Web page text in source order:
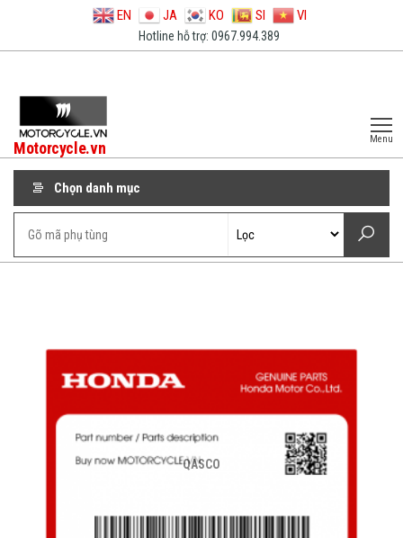
EN JA KO SI VI
Hotline hỗ trợ: 0967.994.389
Motorcycle.vn Menu
Chọn danh mục
QASCO